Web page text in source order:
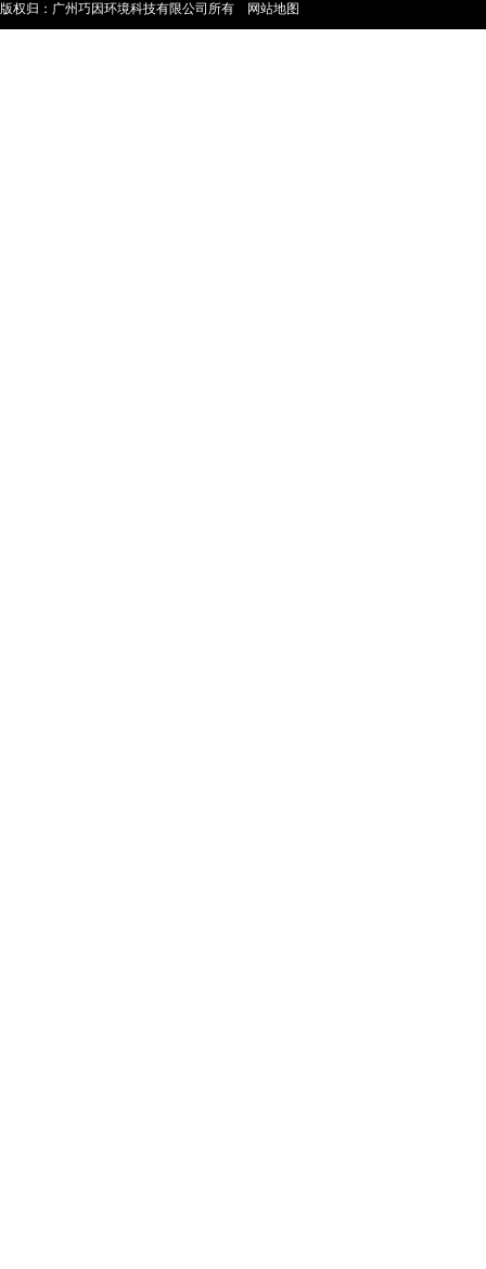
版权归：广州巧因环境科技有限公司所有
网站地图